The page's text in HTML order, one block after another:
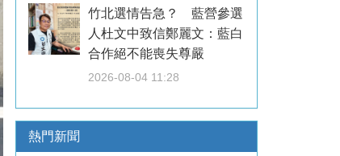
竹北選情告急？ 藍營參選
人杜文中致信鄭麗文：藍白
合作絕不能喪失尊嚴
2026-08-04 11:28
熱門新聞